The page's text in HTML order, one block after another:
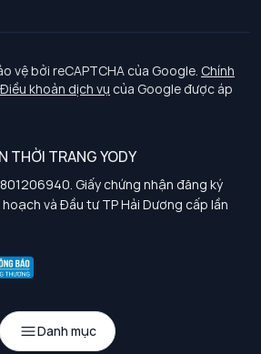
Danh mục
cá nhân
nhận
an toàn sức khoẻ nghề nghiệp
vệ bởi reCAPTCHA của Google. Chính
Điều khoản dịch vụ của Google được áp
THỜI TRANG YODY
Giấy chứng nhận đăng ký
và Đầu tư TP Hải Dương cấp lần